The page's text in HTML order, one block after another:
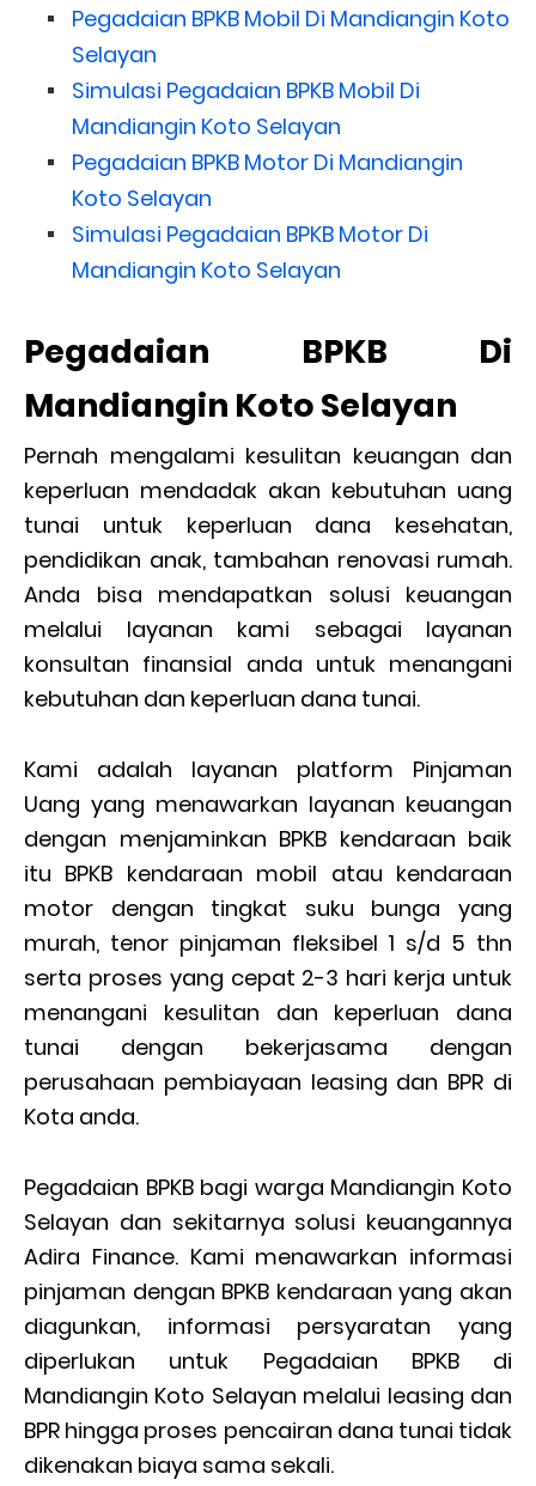
Pegadaian BPKB Mobil Di Mandiangin Koto
Selayan
Simulasi Pegadaian BPKB Mobil Di
Mandiangin Koto Selayan
Pegadaian BPKB Motor Di Mandiangin
Koto Selayan
Simulasi Pegadaian BPKB Motor Di
Mandiangin Koto Selayan
Pegadaian BPKB Di
Mandiangin Koto Selayan
Pernah mengalami kesulitan keuangan dan
keperluan mendadak akan kebutuhan uang
tunai untuk keperluan dana kesehatan,
pendidikan anak, tambahan renovasi rumah.
Anda bisa mendapatkan solusi keuangan
melalui layanan kami sebagai layanan
konsultan finansial anda untuk menangani
kebutuhan dan keperluan dana tunai.
Kami adalah layanan platform Pinjaman
Uang yang menawarkan layanan keuangan
dengan menjaminkan BPKB kendaraan baik
itu BPKB kendaraan mobil atau kendaraan
motor dengan tingkat suku bunga yang
murah, tenor pinjaman fleksibel 1 s/d 5 thn
serta proses yang cepat 2-3 hari kerja untuk
menangani kesulitan dan keperluan dana
tunai dengan bekerjasama dengan
perusahaan pembiayaan leasing dan BPR di
Kota anda.
Pegadaian BPKB bagi warga Mandiangin Koto
Selayan dan sekitarnya solusi keuangannya
Adira Finance. Kami menawarkan informasi
pinjaman dengan BPKB kendaraan yang akan
diagunkan, informasi persyaratan yang
diperlukan untuk Pegadaian BPKB di
Mandiangin Koto Selayan melalui leasing dan
BPR hingga proses pencairan dana tunai tidak
dikenakan biaya sama sekali.